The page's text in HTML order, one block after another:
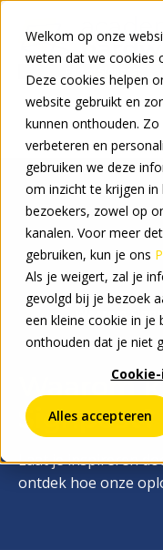
Welkom op onze
weten dat we cookies
Deze cookies helpen
website gebruikt en
kunnen onthouden.
verbeteren en
gebruiken we deze
om inzicht te krijgen in
bezoekers, zowel op
kanalen. Voor meer
gebruiken, kun je ons
Als je weigert, zal je
gevolgd bij je bezoek
een kleine cookie in
onthouden dat je niet
Alles accepteren
Waarom
Waarom
Signpost?
Laat je inspireren
ontdek hoe onze